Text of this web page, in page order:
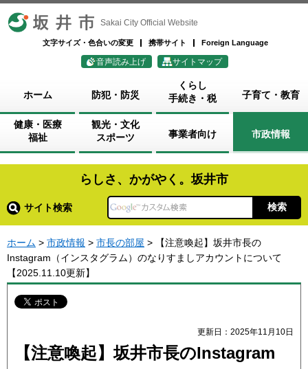
坂井市 Sakai City Official Website
文字サイズ・色合いの変更 携帯サイト Foreign Language
音声読み上げ サイトマップ
ホーム 防犯・防災
くらし
手続き・税
子育て・教育
健康・医療
福祉
観光・文化
スポーツ
事業者向け 市政情報
らしさ、かがやく。坂井市
サイト検索
ホーム > 市政情報 > 市長の部屋 > 【注意喚起】坂井市長の
Instagram（インスタグラム）のなりすましアカウントについて
【2025.11.10更新】
更新日：2025年11月10日
【注意喚起】坂井市長のInstagram